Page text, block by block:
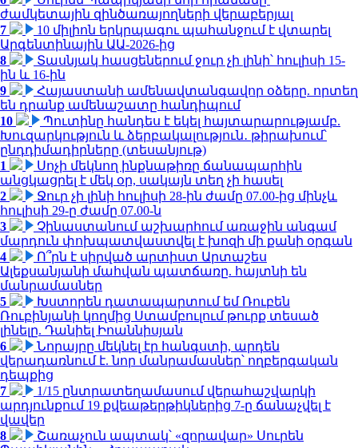
ժամկետային զինծառայողների վերաբերյալ
7
10 միլիոն երկրպագու պահանջում է վտարել
Արգենտինային ԱԱ-2026-ից
8
Տասնյակ հասցեներում ջուր չի լինի՝ հուլիսի 15-
ին և 16-ին
9
Հայաստանի ամենավտանգավոր օձերը. որտեղ
են դրանք ամենաշատը հանդիպում
10
Պուտինը հանդես է եկել հայտարարությամբ.
Խուզարկություն և ձերբակալություն․ թիրախում՝
ընդդիմադիրները (տեսանյութ)
1
Սոչի մեկնող ինքնաթիռը ճանապարհին
անցկացրել է մեկ օր, սակայն տեղ չի հասել
2
Ջուր չի լինի հուլիսի 28-ին ժամը 07.00-ից մինչև
հուլիսի 29-ը ժամը 07.00-ն
3
Չինաստանում աշխարհում առաջին անգամ
մարդուն փոխպատվաստվել է խոզի մի քանի օրգան
4
Ո՞րն է սիրված արտիստ Արտաշես
Ալեքսանյանի մահվան պատճառը. հայտնի են
մանրամասներ
5
Խստորեն դատապարտում եմ Ռուբեն
Ռուբինյանի կողմից Ստամբուլում թուրք տեսած
լինելը. Դանիել Իոաննիսյան
6
Նորայրը մեկնել էր հանգստի, արդեն
վերադառնում է. նոր մանրամասներ՝ ողբերգական
դեպքից
7
1/15 ընտրատեղամասում վերահաշվարկի
արդյունքում 19 քվեաթերթիկներից 7-ը ճանաչվել է
վավեր
8
Շառաչուն ապտակ՝ «զորավար» Սուրեն